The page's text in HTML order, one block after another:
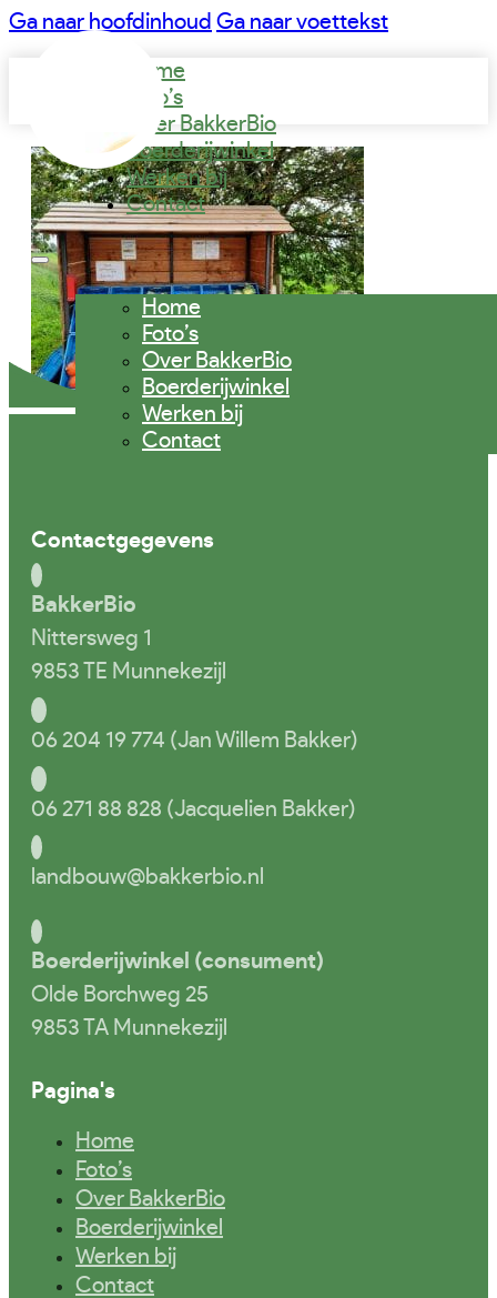
Ga naar hoofdinhoud Ga naar voettekst
Home
Foto’s
Over BakkerBio
Boerderijwinkel
Werken bij
Contact
Home
Foto’s
Over BakkerBio
Boerderijwinkel
Werken bij
Contact
Contactgegevens
BakkerBio
Nittersweg 1
9853 TE Munnekezijl
06 204 19 774 (Jan Willem Bakker)
06 271 88 828 (Jacquelien Bakker)
landbouw@bakkerbio.nl
Boerderijwinkel (consument)
Olde Borchweg 25
9853 TA Munnekezijl
Pagina's
Home
Foto’s
Over BakkerBio
Boerderijwinkel
Werken bij
Contact